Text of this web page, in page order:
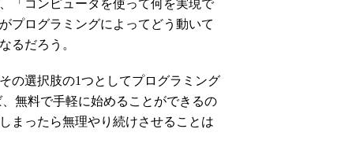
「コンピュータを使って何を実現で
プログラミングによってどう動いて
るだろう。
の選択肢の1つとしてプログラミング
無料で手軽に始めることができるの
まったら無理やり続けさせることは